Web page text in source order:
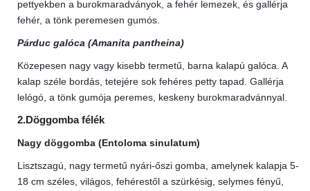
pettyekben a burokmaradványok, a fehér lemezek, és gallérja
fehér, a tönk peremesen gumós.
Párduc galóca (Amanita pantheina)
Közepesen nagy vagy kisebb termetű, barna kalapú galóca. A
kalap széle bordás, tetejére sok fehéres petty tapad. Gallérja
lelógó, a tönk gumója peremes, keskeny burokmaradvánnyal.
2.Döggomba félék
Nagy döggomba (Entoloma sinulatum)
Lisztszagú, nagy termetű nyári-őszi gomba, amelynek kalapja 5-
18 cm széles, világos, fehérestől a szürkésig, selymes fényű,